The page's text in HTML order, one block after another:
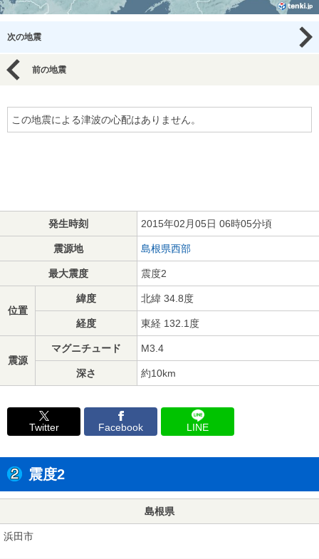
次の地震
前の地震
この地震による津波の心配はありません。
発生時刻 2015年02月05日 06時05分頃
震源地 島根県西部
最大震度 震度2
位置
緯度 北緯 34.8度
経度 東経 132.1度
震源
マグニチュード M3.4
深さ 約10km
Twitter Facebook LINE
震度2
島根県
浜田市